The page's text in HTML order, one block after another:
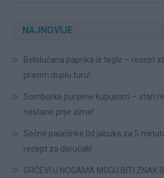
NAJNOVIJE
Belolučana paprika iz tegle – recept
pravim duplu turu!
Somborke punjene kupusom – stari
nestane prije zime!
Sočne palačinke 0d jabuka za 5
recept za doručak!
GRČEVI U NOGAMA M0GU BITI ZNAK